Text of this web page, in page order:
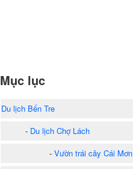
Mục lục
Du lịch Bến Tre
- Du lịch Chợ Lách
- Vườn trái cây Cái Mơn